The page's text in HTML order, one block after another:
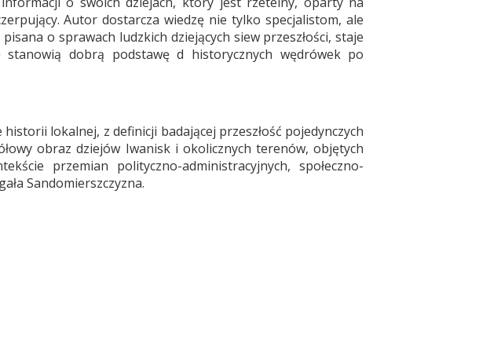
Autor dostarcza wiedzę nie tylko specjalistom, ale
o sprawach ludzkich dziejących siew przeszłości, staje
dobrą podstawę d historycznych wędrówek po
lokalnej, z definicji badającej przeszłość pojedynczych
obraz dziejów Iwanisk i okolicznych terenów, objętych
przemian polityczno-administracyjnych, społeczno-
Sandomierszczyzna.